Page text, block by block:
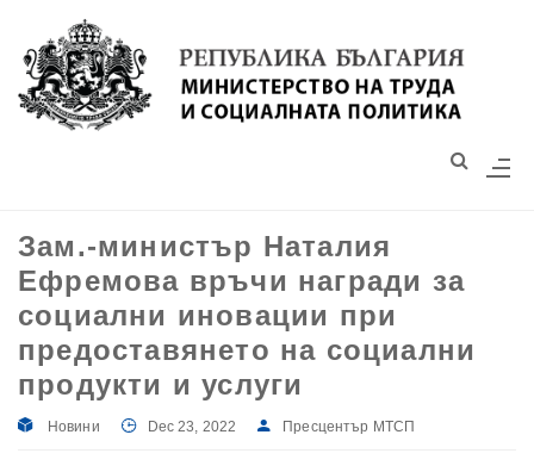
Моля,
обърнете
система
Зам.-министър Наталия
Ефремова връчи награди за
социални иновации при
предоставянето на социални
продукти и услуги
Новини Dec 23, 2022 Пресцентър МТСП